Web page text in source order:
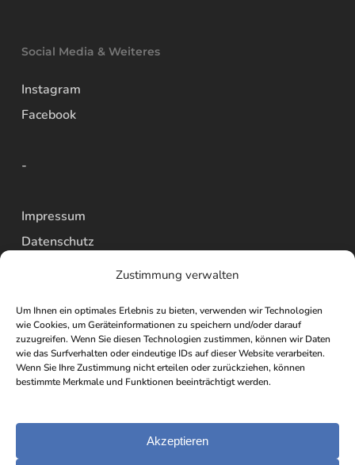
Zustimmung verwalten
Um Ihnen ein optimales Erlebnis zu bieten, verwenden wir Technologien
wie Cookies, um Geräteinformationen zu speichern und/oder darauf
zuzugreifen. Wenn Sie diesen Technologien zustimmen, können wir Daten
wie das Surfverhalten oder eindeutige IDs auf dieser Website verarbeiten.
Wenn Sie Ihre Zustimmung nicht erteilen oder zurückziehen, können
bestimmte Merkmale und Funktionen beeinträchtigt werden.
Akzeptieren
Social Media & Weiteres
Instagram
Facebook
-
Impressum
Datenschutz
Versand
Vertrag widerrufen
-